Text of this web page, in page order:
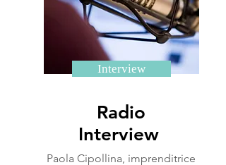
Interview
Radio
Interview
Paola Cipollina, imprenditrice